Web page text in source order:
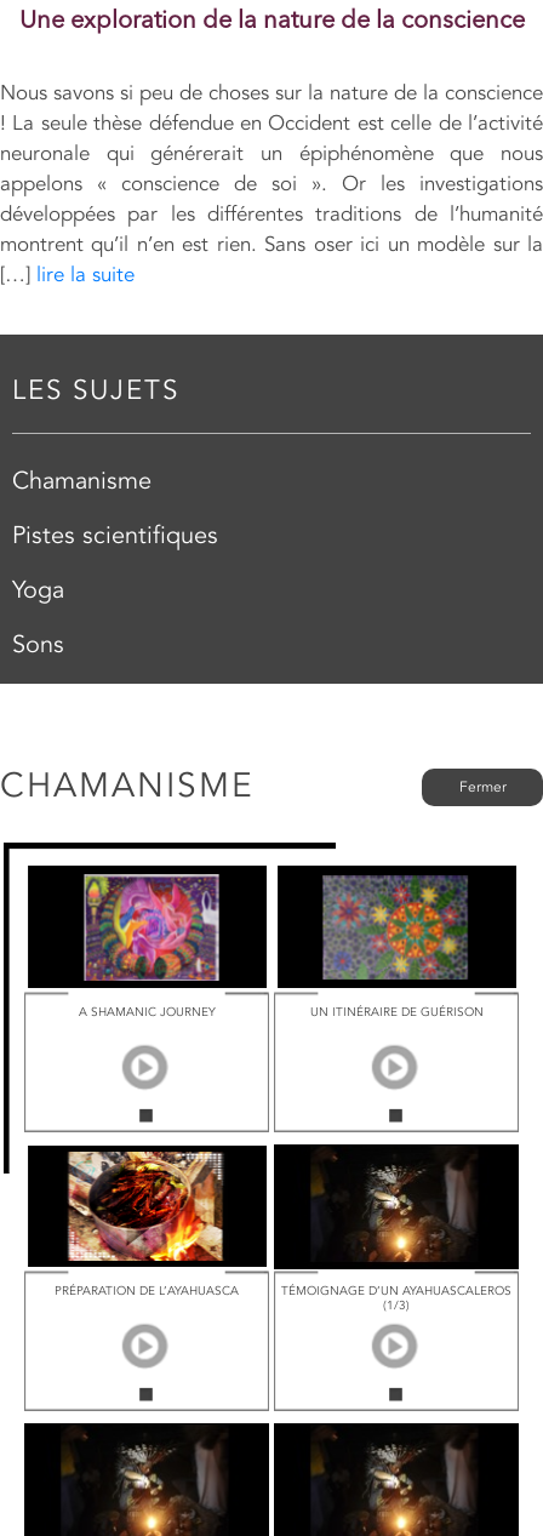
Une exploration de la nature de la conscience
Nous savons si peu de choses sur la nature de la conscience
! La seule thèse défendue en Occident est celle de l’activité
neuronale qui générerait un épiphénomène que nous
appelons « conscience de soi ». Or les investigations
développées par les différentes traditions de l’humanité
montrent qu’il n’en est rien. Sans oser ici un modèle sur la
[…] lire la suite
LES SUJETS
Chamanisme
Pistes scientifiques
Yoga
Sons
CHAMANISME Fermer
A SHAMANIC JOURNEY UN ITINÉRAIRE DE GUÉRISON
PRÉPARATION DE L’AYAHUASCA
TÉMOIGNAGE D’UN AYAHUASCALEROS
(1/3)